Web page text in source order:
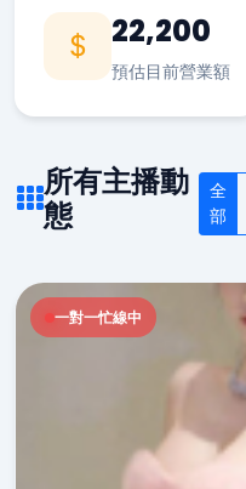
22,200
預估目前營業額
所有主播動
態
全
部
一對一忙線中